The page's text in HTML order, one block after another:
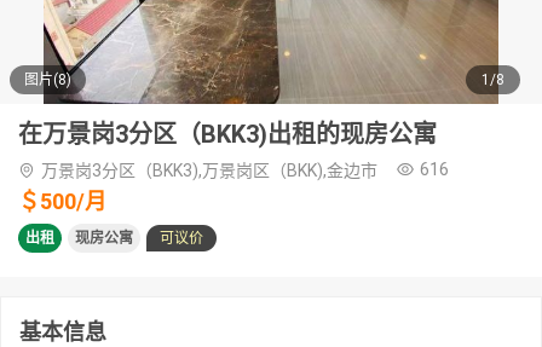
图片(8) 1/8
在万景岗3分区（BKK3)出租的现房公寓
万景岗3分区（BKK3),万景岗区（BKK),金边市 616
＄500/月
出租 现房公寓 可议价
基本信息